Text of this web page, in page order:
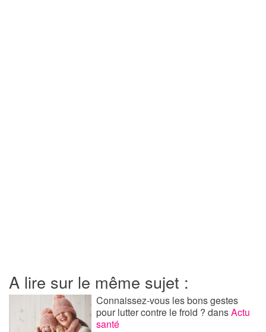
A lire sur le même sujet :
Connaissez-vous les bons gestes
pour lutter contre le froid ?dansActu
santé